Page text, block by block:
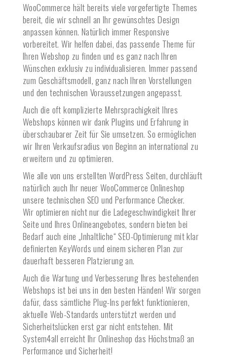
WooCommerce hält bereits viele vorgefertigte Themes
bereit, die wir schnell an Ihr gewünschtes Design
anpassen können. Natürlich immer Responsive
vorbereitet. Wir helfen dabei, das passende Theme für
Ihren Webshop zu finden und es ganz nach Ihren
Wünschen exklusiv zu individualisieren. Immer passend
zum Geschäftsmodell, ganz nach Ihren Vorstellungen
und den technischen Voraussetzungen angepasst.
Auch die oft komplizierte Mehrsprachigkeit Ihres
Webshops können wir dank Plugins und Erfahrung in
überschaubarer Zeit für Sie umsetzen. So ermöglichen
wir Ihren Verkaufsradius von Beginn an international zu
erweitern und zu optimieren.
Wie alle von uns erstellten WordPress Seiten, durchläuft
natürlich auch Ihr neuer WooCommerce Onlineshop
unsere technischen SEO und Performance Checker.
Wir optimieren nicht nur die Ladegeschwindigkeit Ihrer
Seite und Ihres Onlineangebotes, sondern bieten bei
Bedarf auch eine „Inhaltliche“ SEO-Optimierung mit klar
definierten KeyWords und einem sicheren Plan zur
dauerhaft besseren Platzierung an.
Auch die Wartung und Verbesserung Ihres bestehenden
Webshops ist bei uns in den besten Händen! Wir sorgen
dafür, dass sämtliche Plug-Ins perfekt funktionieren,
aktuelle Web-Standards unterstützt werden und
Sicherheitslücken erst gar nicht entstehen. Mit
System4all erreicht Ihr Onlineshop das Höchstmaß an
Performance und Sicherheit!